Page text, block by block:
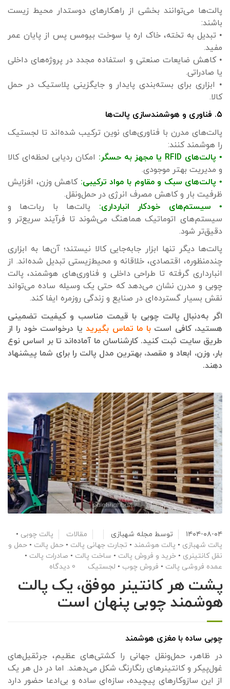
پالت‌ها می‌توانند بخشی از راهکارهای دوستدار محیط زیست
باشند:
• تبدیل به تخته، خاک اره یا سوخت بیومس پس از پایان عمر
مفید.
• کاهش ضایعات صنعتی و استفاده مجدد در پروژه‌های داخلی
یا صادراتی.
• ابزاری برای بسته‌بندی پایدار و جایگزینی پلاستیک در حمل
کالا.
۵. فناوری و هوشمندسازی پالت‌ها
پالت‌های مدرن با فناوری‌های نوین ترکیب شده‌اند تا لجستیک
را هوشمند کنند:
• پالت‌های RFID یا مجهز به حسگر:
امکان ردیابی لحظه‌ای کالا
و مدیریت بهتر موجودی.
• پالت‌های سبک و مقاوم با مواد ترکیبی: کاهش وزن، افزایش
ظرفیت بار و کاهش مصرف انرژی در حمل‌ونقل.
• سیستم‌های خودکار انبارداری:
پالت‌ها با ربات‌ها و
سیستم‌های اتوماتیک هماهنگ می‌شوند تا فرآیند سریع‌تر و
دقیق‌تر شود.
پالت‌ها دیگر تنها ابزار جابه‌جایی کالا نیستند؛ آن‌ها به ابزاری
چندمنظوره، اقتصادی، خلاقانه و محیط‌زیستی تبدیل شده‌اند. از
انبارداری گرفته تا طراحی داخلی و فناوری‌های هوشمند، پالت
چوبی و مدرن نشان می‌دهد که حتی یک وسیله ساده می‌تواند
نقش بسیار گسترده‌ای در صنایع و زندگی روزمره ایفا کند.
اگر به‌دنبال پالت چوبی با قیمت مناسب و کیفیت تضمینی
هستید، کافی است با ما تماس بگیرید یا درخواست خود را از
طریق سایت ثبت کنید. کارشناسان ما آماده‌اند تا بر اساس نوع
بار، وزن، ابعاد و مقصد، بهترین مدل پالت را برای شما پیشنهاد
دهند.
۱۴۰۴-۰۸-۰۴ توسط مجله شهبازی مقالات پالت چوبی •
پالت شهبازی • پالت هوشمند • تجارت جهانی پالت • حمل پالت • حمل و
نقل کانتینری • خرید و فروش پالت • ساخت پالت • صادرات پالت •
عمده فروشی پالت • فروش چوب • لجستیک 0 دیدگاه
پشت هر کانتینر موفق، یک پالت
هوشمند چوبی پنهان است
چوبی ساده با مغزی هوشمند
در ظاهر، حمل‌ونقل جهانی را کشتی‌های عظیم، جرثقیل‌های
غول‌پیکر و کانتینرهای رنگارنگ شکل می‌دهند. اما در دل هر یک
از این سازوکارهای پیچیده، سازه‌ای ساده و بی‌ادعا حضور دارد